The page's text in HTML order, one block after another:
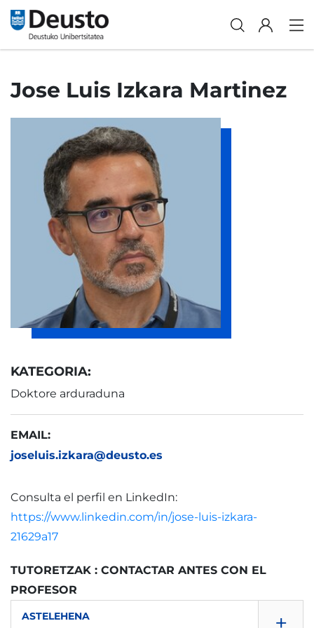
Jose Luis Izkara Martinez
KATEGORIA:
Doktore arduraduna
EMAIL:
joseluis.izkara@deusto.es
Consulta el perfil en LinkedIn:
https://www.linkedin.com/in/jose-luis-izkara-
21629a17
TUTORETZAK : CONTACTAR ANTES CON EL
PROFESOR
ASTELEHENA +